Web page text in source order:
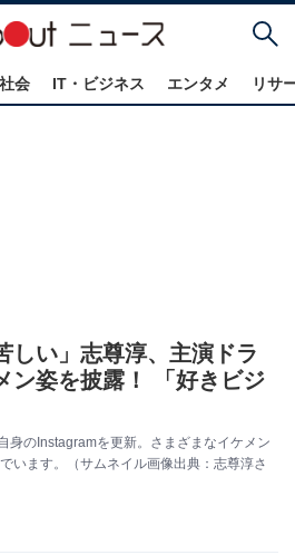
社会 IT・ビジネス エンタメ リサ
しい」志尊淳、主演ドラ
ン姿を披露！ 「好きビジ
身のInstagramを更新。さまざまなイケメン
います。（サムネイル画像出典：志尊淳さ